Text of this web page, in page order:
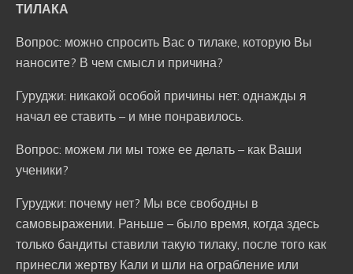
ТИЛАКА
Вопрос: можно спросить Вас о тилаке, которую Вы
наносите? В чем смысл и причина?
Гуруджи: никакой особой причины нет: однажды я
начал ее ставить – и мне понравилось.
Вопрос: можем ли мы тоже ее делать – как Ваши
ученики?
Гуруджи: почему нет? Мы все свободны в
самовыражении. Раньше – было время, когда здесь
только бандиты ставили такую тилаку, после того как
принесли жертву Кали и шли на ограбление или